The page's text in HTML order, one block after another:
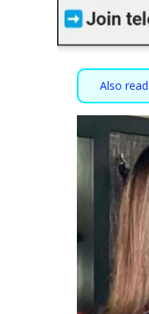
Also